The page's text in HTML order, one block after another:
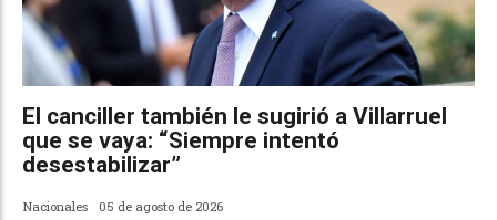
El canciller también le sugirió a Villarruel
que se vaya: “Siempre intentó
desestabilizar”
Nacionales 05 de agosto de 2026